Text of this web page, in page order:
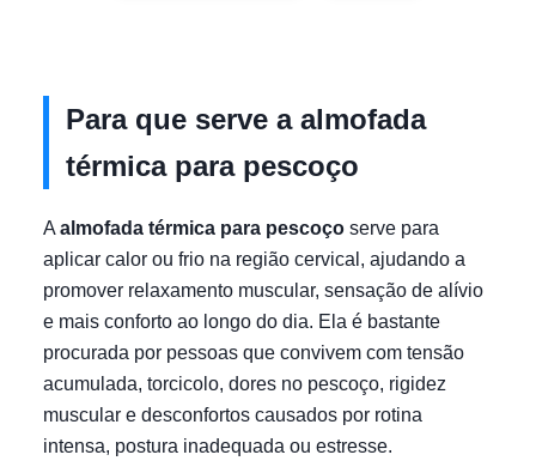
Para que serve a almofada
térmica para pescoço
A almofada térmica para pescoço serve para
aplicar calor ou frio na região cervical, ajudando a
promover relaxamento muscular, sensação de alívio
e mais conforto ao longo do dia. Ela é bastante
procurada por pessoas que convivem com tensão
acumulada, torcicolo, dores no pescoço, rigidez
muscular e desconfortos causados por rotina
intensa, postura inadequada ou estresse.